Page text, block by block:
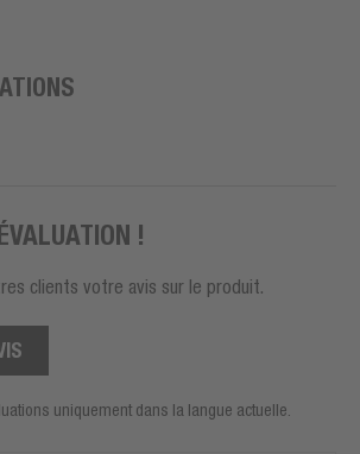
!
clients votre avis sur le produit.
uniquement dans la langue actuelle.